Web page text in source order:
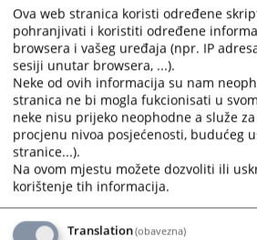
šef odsjeka BEGIĆ ADIS- u
viši referent za
poslove – blagajnik TOPČAGIĆ
namještenika
recepcionar-ekonom
namještenika
vozač-dostavljač DURIĆ SENAD
namještenika
spremačica ŠABIĆ VAHIDA – u
namještenika
Ova web stranica koristi određene
pohranjivati i koristiti određene
browsera i vašeg uređaja (npr. IP
sesiji unutar browsera, ...).
Neke od ovih informacija su nam
stranica ne bi mogla fukcionisati u
neke nisu prijeko neophodne a služe
procjenu nivoa posjećenosti, budućeg
stranice...).
Na ovom mjestu možete dozvoliti ili
korištenje tih informacija.
Translation(obavezna)